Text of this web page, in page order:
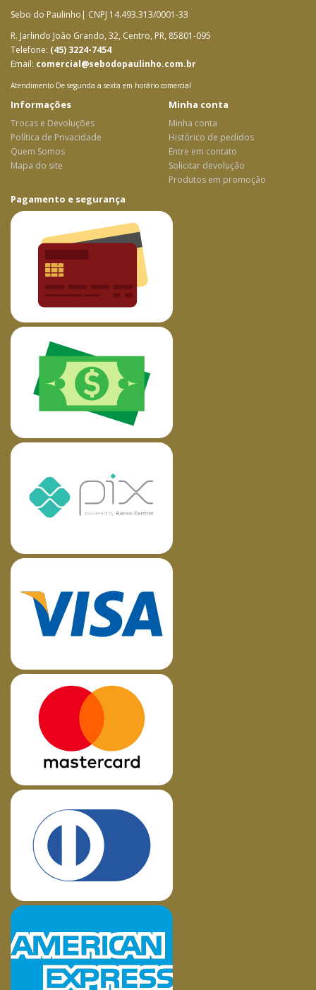
Sebo do Paulinho| CNPJ 14.493.313/0001-33
R. Jarlindo João Grando, 32, Centro, PR, 85801-095
Telefone: (45) 3224-7454
Email: comercial@sebodopaulinho.com.br
Atendimento De segunda a sexta em horário comercial
Informações
Trocas e Devoluções
Política de Privacidade
Quem Somos
Mapa do site
Minha conta
Minha conta
Histórico de pedidos
Entre em contato
Solicitar devolução
Produtos em promoção
Pagamento e segurança